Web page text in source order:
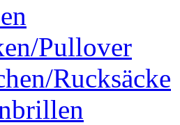
Pullover
Rucksäcke